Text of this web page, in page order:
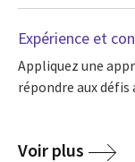
Expérience et
Appliquez une
répondre aux défis
Voir plus